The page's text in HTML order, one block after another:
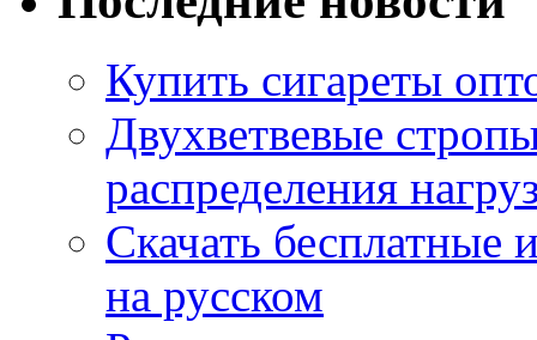
Купить сигареты
Двухветвевые
распределения
Скачать
на русском